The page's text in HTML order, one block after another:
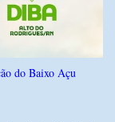
do Baixo Açu